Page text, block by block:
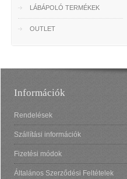
LÁBÁPOLÓ TERMÉKEK
OUTLET
Információk
Rendelések
Szállítási információk
Fizetési módok
Általános Szerződési Feltételek